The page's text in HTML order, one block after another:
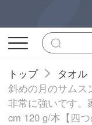
トップ
タオル
斜めの月のサムス
非常に強いです。
cm 120 g/本【四